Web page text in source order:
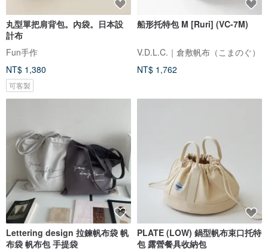
丸型單把肩背包。內袋。日本設
計布
Fun手作
NT$ 1,380
可客製
船形托特包 M [Ruri] (VC-7M)
V.D.L.C.｜倉敷帆布（こまのぐ）
NT$ 1,762
Lettering design 拉鍊帆布袋 帆
布袋 帆布包 手提袋
PLATE (LOW) 鍋型帆布束口托特
包 露營餐具收納包